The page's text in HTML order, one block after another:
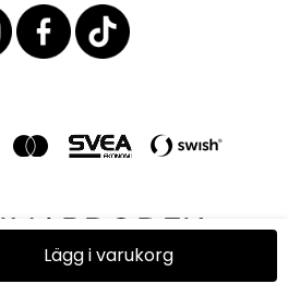
Lägg i varukorg